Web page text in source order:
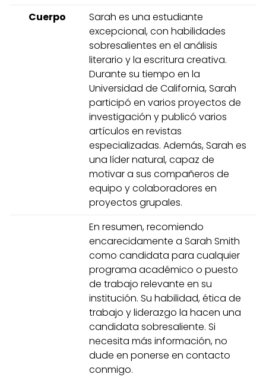
Cuerpo
Sarah es una estudiante
excepcional, con habilidades
sobresalientes en el análisis
literario y la escritura creativa.
Durante su tiempo en la
Universidad de California, Sarah
participó en varios proyectos de
investigación y publicó varios
artículos en revistas
especializadas. Además, Sarah es
una líder natural, capaz de
motivar a sus compañeros de
equipo y colaboradores en
proyectos grupales.
En resumen, recomiendo
encarecidamente a Sarah Smith
como candidata para cualquier
programa académico o puesto
de trabajo relevante en su
institución. Su habilidad, ética de
trabajo y liderazgo la hacen una
candidata sobresaliente. Si
necesita más información, no
dude en ponerse en contacto
conmigo.